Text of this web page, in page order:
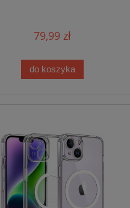
79,99 zł
do koszyka